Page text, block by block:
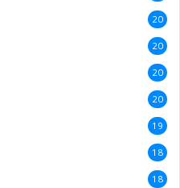
20
20
20
20
19
18
18